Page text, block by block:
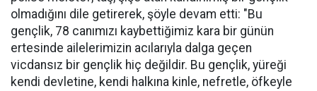
olmadığını dile getirerek, şöyle devam etti: "Bu
gençlik, 78 canımızı kaybettiğimiz kara bir günün
ertesinde ailelerimizin acılarıyla dalga geçen
vicdansız bir gençlik hiç değildir. Bu gençlik, yüreği
kendi devletine, kendi halkına kinle, nefretle, öfkeyle